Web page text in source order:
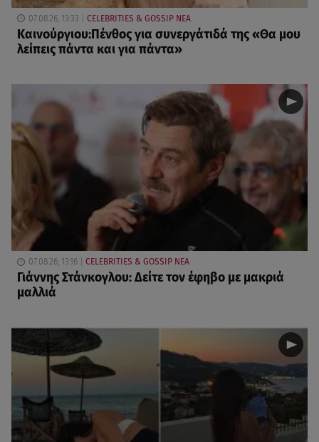
07.08.26, 13:33 CELEBRITIES & GOSSIP ΝΕΑ
Καινούργιου:Πένθος για συνεργάτιδά της «Θα μου
λείπεις πάντα και για πάντα»
07.08.26, 13:16 CELEBRITIES & GOSSIP ΝΕΑ
Γιάννης Στάνκογλου: Δείτε τον έφηβο με μακριά
μαλλιά